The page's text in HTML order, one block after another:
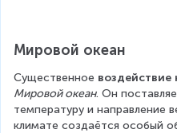
Мировой океан
Существенное воздействие
Мировой океан. Он
температуру и направление
климате создаётся особый